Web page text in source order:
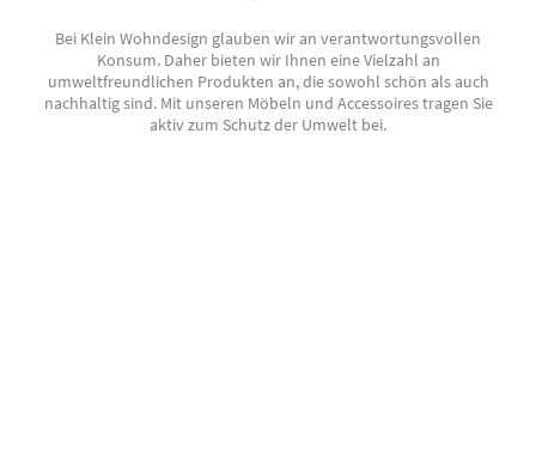
Bei Klein Wohndesign glauben wir an verantwortungsvollen
Konsum. Daher bieten wir Ihnen eine Vielzahl an
umweltfreundlichen Produkten an, die sowohl schön als auch
nachhaltig sind. Mit unseren Möbeln und Accessoires tragen Sie
aktiv zum Schutz der Umwelt bei.